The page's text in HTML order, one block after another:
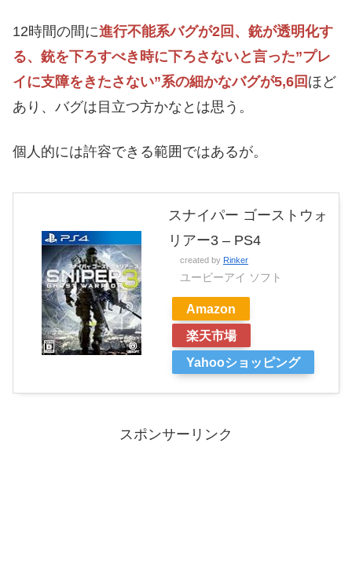
12時間の間に進行不能系バグが2回、銃が透明化す
る、銃を下ろすべき時に下ろさないと言った”プレ
イに支障をきたさない”系の細かなバグが5,6回 ほど
あり、バグは目立つ方かなとは思う。
個人的には許容できる範囲ではあるが。
スナイパー ゴーストウォ
リアー3 – PS4
created by Rinker
ユービーアイ ソフト
Amazon
楽天市場
Yahooショッピング
スポンサーリンク